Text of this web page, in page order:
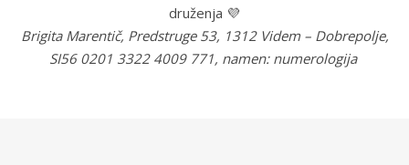
druženja 💜
Brigita Marentič, Predstruge 53, 1312 Videm – Dobrepolje,
SI56 0201 3322 4009 771, namen: numerologija